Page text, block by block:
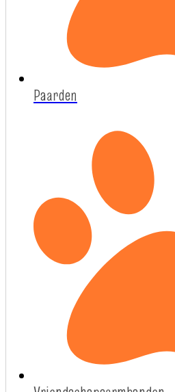
Paarden